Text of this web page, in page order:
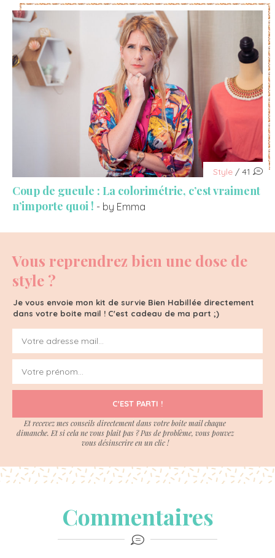
Style / 41
Coup de gueule : La colorimétrie, c’est vraiment
n’importe quoi ! - by Emma
Vous reprendrez bien une dose de
style ?
Je vous envoie mon kit de survie Bien Habillée directement
dans votre boite mail ! C'est cadeau de ma part ;)
C'EST PARTI !
Et recevez mes conseils directement dans votre boite mail chaque
dimanche. Et si cela ne vous plait pas ? Pas de problème, vous pouvez
vous désinscrire en un clic !
Commentaires